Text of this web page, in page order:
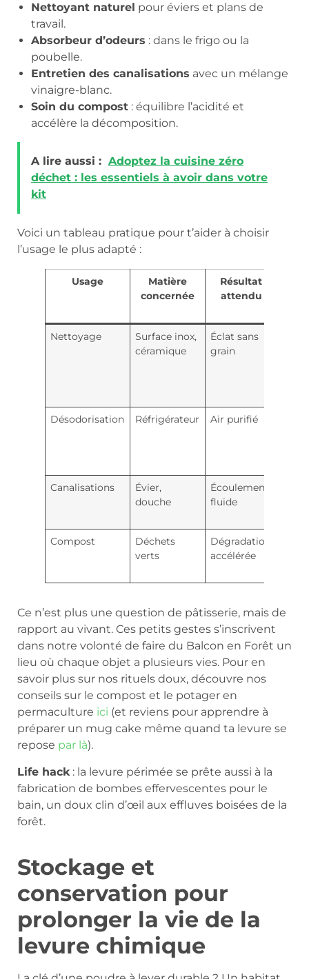
Nettoyant naturel pour éviers et plans de
travail.
Absorbeur d’odeurs : dans le frigo ou la
poubelle.
Entretien des canalisations avec un mélange
vinaigre-blanc.
Soin du compost : équilibre l’acidité et
accélère la décomposition.
A lire aussi : Adoptez la cuisine zéro
déchet : les essentiels à avoir dans votre
kit
Voici un tableau pratique pour t’aider à choisir
l’usage le plus adapté :
Usage
Matière
concernée
Résultat
attendu
Nettoyage
Surface inox,
céramique
Éclat sans
grain
Désodorisation
Réfrigérateur Air purifié
Canalisations
Évier,
douche
Écoulement
fluide
Compost
Déchets
verts
Dégradation
accélérée
Ce n’est plus une question de pâtisserie, mais de
rapport au vivant. Ces petits gestes s’inscrivent
dans notre volonté de faire du Balcon en Forêt un
lieu où chaque objet a plusieurs vies. Pour en
savoir plus sur nos rituels doux, découvre nos
conseils sur le compost et le potager en
permaculture ici (et reviens pour apprendre à
préparer un mug cake même quand ta levure se
repose par là).
Life hack : la levure périmée se prête aussi à la
fabrication de bombes effervescentes pour le
bain, un doux clin d’œil aux effluves boisées de la
forêt.
Stockage et
conservation pour
prolonger la vie de la
levure chimique